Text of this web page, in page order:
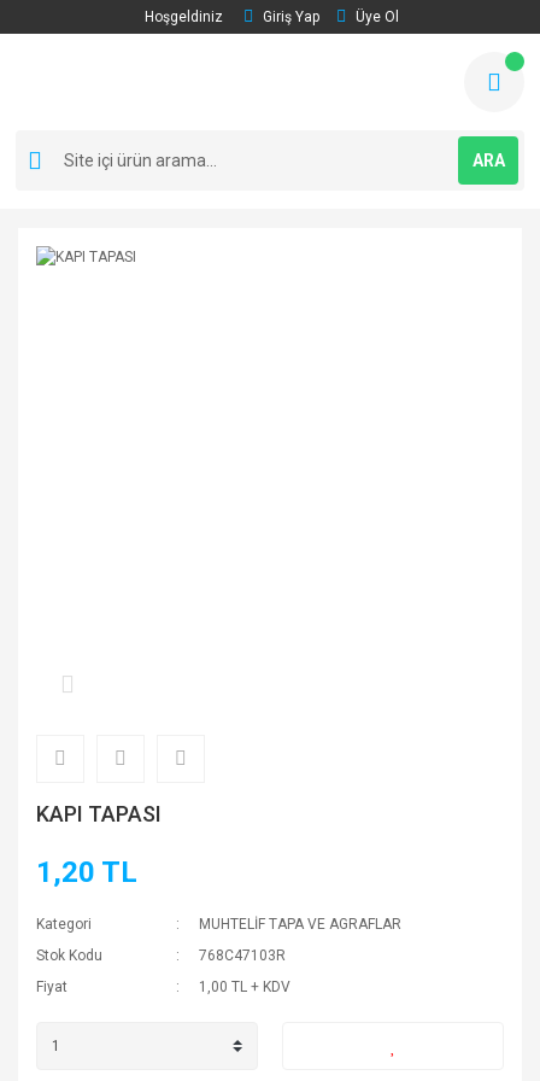
Hoşgeldiniz Giriş Yap Üye Ol
ARA
KAPI TAPASI
1,20 TL
Kategori
MUHTELİF TAPA VE AGRAFLAR
Stok Kodu
768C47103R
Fiyat
1,00 TL + KDV